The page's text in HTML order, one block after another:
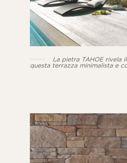
La pietra TAHOE rivela
questa terrazza minimalista e